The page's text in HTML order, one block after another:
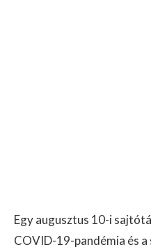
Egy augusztus 10-i
COVID-19-pandémia és